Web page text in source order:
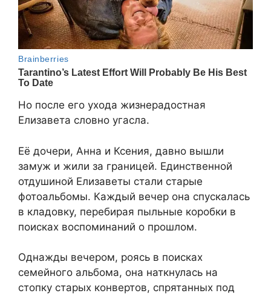
Но после его ухода жизнерадостная
Елизавета словно угасла.
Её дочери, Анна и Ксения, давно вышли
замуж и жили за границей. Единственной
отдушиной Елизаветы стали старые
фотоальбомы. Каждый вечер она спускалась
в кладовку, перебирая пыльные коробки в
поисках воспоминаний о прошлом.
Однажды вечером, роясь в поисках
семейного альбома, она наткнулась на
стопку старых конвертов, спрятанных под